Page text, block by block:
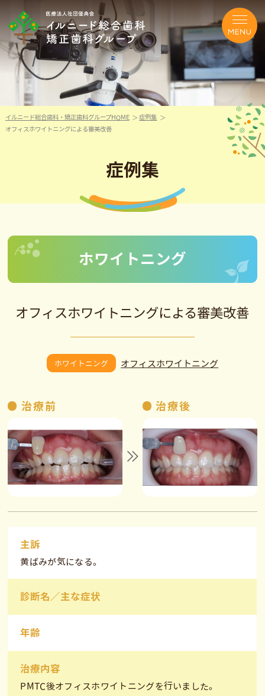
イルニード総合歯科・矯正歯科グループHOME
症例集
オフィスホワイトニングによる審美改善
症例集
ホワイトニング
オフィスホワイトニングによる審美改善
ホワイトニング オフィスホワイトニング
治療前 治療後
主訴
黄ばみが気になる。
診断名／主な症状
年齢
治療内容
PMTC後オフィスホワイトニングを行いました。